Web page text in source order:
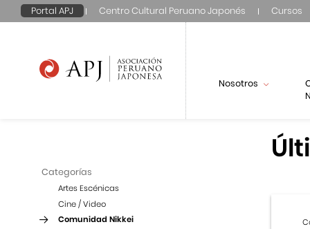
Portal APJ Centro Cultural Peruano Japonés Cursos
Nosotros
Categorías
Artes Escénicas
Cine / Video
Comunidad Nikkei